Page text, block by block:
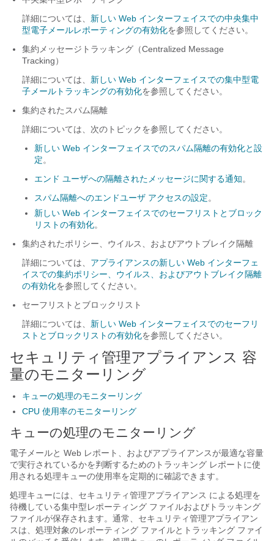
詳細については、 新しい Web インターフェイスでの中央集中
型電子メールレポーティングの有効化を参照してください。
集約メッセージトラッキング（Centralized Message
Tracking）
詳細については、 新しい Web インターフェイスでの集中型電
子メールトラッキングの有効化を参照してください。
集約されたスパム隔離
詳細については、次のトピックを参照してください。
新しい Web インターフェイスでのスパム隔離の有効化と設
定。
エンド ユーザへの隔離されたメッセージに関する通知。
スパム隔離へのエンドユーザ アクセスの設定。
新しい Web インターフェイスでのセーフリストとブロック
リストの有効化。
集約されたポリシー、ウイルス、およびアウトブレイク隔離
詳細については、 アプライアンスの新しい Web インターフェ
イスでの集約ポリシー、ウイルス、およびアウトブレイク隔離
の有効化を参照してください。
セーフリストとブロックリスト
詳細については、 新しい Web インターフェイスでのセーフリ
ストとブロックリストの有効化を参照してください。
セキュリティ管理アプライアンス 容
量のモニターリング
キューの処理のモニターリング
CPU 使用率のモニターリング
キューの処理のモニターリング
電子メールと Web レポート、およびアプライアンスが最適な容量
で実行されているかを判断するためのトラッキング レポートに使
用される処理キューの使用率を定期的に確認できます。
処理キューには、セキュリティ管理アプライアンス による処理を
待機している集中型レポーティング ファイルおよびトラッキング
ファイルが保存されます。通常、セキュリティ管理アプライアン
スは、処理対象のレポーティング ファイルとトラッキング ファイ